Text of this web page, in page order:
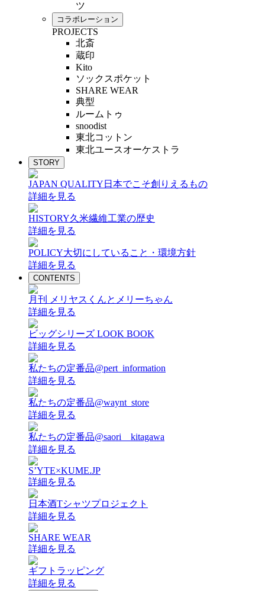
ツ
コラボレーション
PROJECTS
北斎
蔵印
Kito
ソックスポケット
SHARE WEAR
典型
ルームトゥ
snoodist
東北コットン
東北ユースオーケストラ
STORY
JAPAN QUALITY 日本でこそ創りえるもの
詳細を見る
HISTORY久米繊維工業の歴史
詳細を見る
POLICY大切にしていること・環境方針
詳細を見る
CONTENTS
月刊 メリヤスくんとメリーちゃん
詳細を見る
ビッグシリーズ LOOK BOOK
詳細を見る
私たちの定番品@pert_information
詳細を見る
私たちの定番品@waynt_store
詳細を見る
私たちの定番品@saori__kitagawa
詳細を見る
S’YTE×KUME.JP
詳細を見る
日本酒Tシャツプロジェクト
詳細を見る
SHARE WEAR
詳細を見る
ギフトラッピング
詳細を見る